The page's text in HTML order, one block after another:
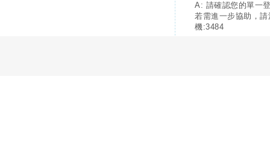
A: 請確認您的單一
若需進一步協助，
機:3484